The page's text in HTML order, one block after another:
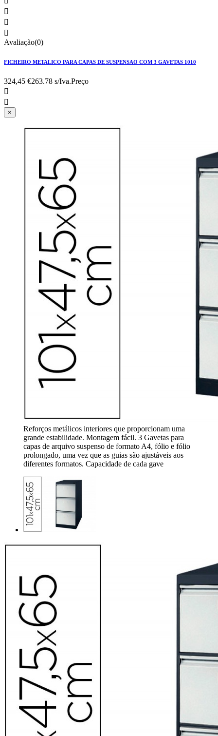



Avaliação(0)
FICHEIRO METALICO PARA CAPAS DE SUSPENSAO COM 3 GAVETAS 1010
324,45 €263.78 s/Iva.Preço


×
Reforços metálicos interiores que proporcionam uma
grande estabilidade. Montagem fácil. 3 Gavetas para
capas de arquivo suspenso de formato A4, fólio e fólio
prolongado, uma vez que as guias são ajustáveis aos
diferentes formatos. Capacidade de cada gave